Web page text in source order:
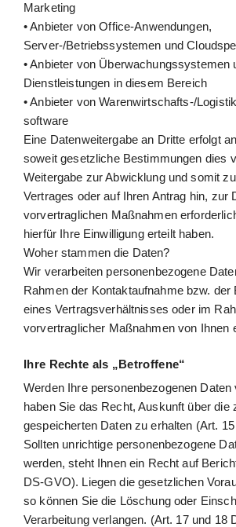
Marketing
• Anbieter von Office-Anwendungen,
Server-/Betriebssystemen und
• Anbieter von Überwachungssystemen
Dienstleistungen in diesem Bereich
• Anbieter von Warenwirtschafts-/
software
Eine Datenweitergabe an Dritte erfolgt
soweit gesetzliche Bestimmungen dies
Weitergabe zur Abwicklung und somit
Vertrages oder auf Ihren Antrag hin, zur
vorvertraglichen Maßnahmen
hierfür Ihre Einwilligung erteilt haben.
Woher stammen die Daten?
Wir verarbeiten personenbezogene
Rahmen der Kontaktaufnahme bzw. der
eines Vertragsverhältnisses oder im
vorvertraglicher Maßnahmen von Ihnen
Ihre Rechte als „Betroffene“
Werden Ihre personenbezogenen Daten
haben Sie das Recht, Auskunft über die
gespeicherten Daten zu erhalten (Art.
Sollten unrichtige personenbezogene
werden, steht Ihnen ein Recht auf
DS-GVO). Liegen die gesetzlichen
so können Sie die Löschung oder
Verarbeitung verlangen. (Art. 17 und 18